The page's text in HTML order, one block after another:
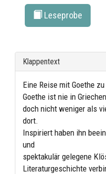
Leseprobe
Klappentext
Eine Reise mit Goethe
Goethe ist nie in
doch nicht weniger als
dort.
Inspiriert haben ihn
und
spektakulär gelegene
Literaturgeschichte